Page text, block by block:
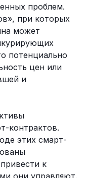
проблем.
при которых
может
потенциально
цен или
и
контрактов.
этих смарт-
к
они управляют.